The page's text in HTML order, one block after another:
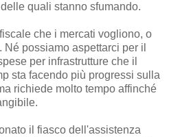
quali stanno sfumando.
che i mercati vogliono, o
possiamo aspettarci per il
per infrastrutture che il
sta facendo più progressi sulla
richiede molto tempo affinché
il fiasco dell'assistenza